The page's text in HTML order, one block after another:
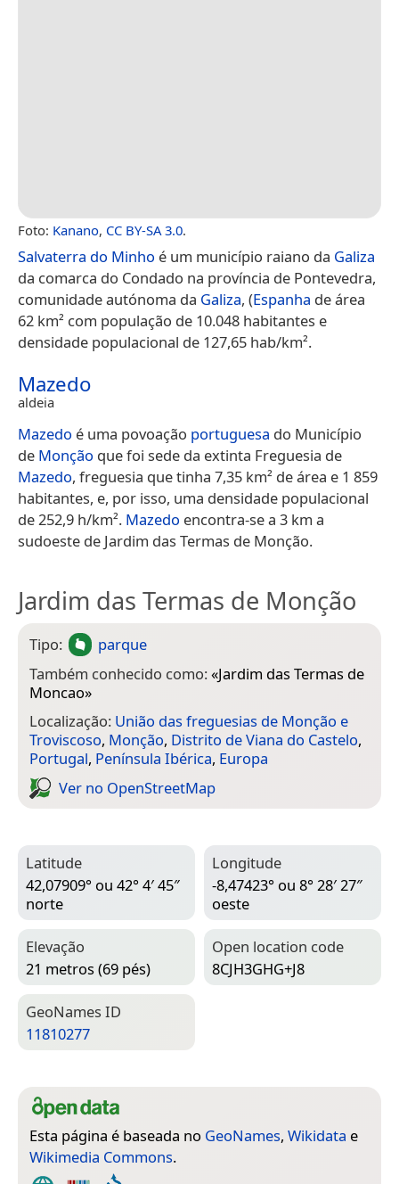
Foto: Kanano, CC BY-SA 3.0.
Salvaterra do Minho é um município raiano da Galiza
da comarca do Condado na província de Pontevedra,
comunidade autónoma da Galiza, (Espanha de área
62 km² com população de 10.048 habitantes e
densidade populacional de 127,65 hab/km².
Mazedo
aldeia
Mazedo é uma povoação portuguesa do Município
de Monção que foi sede da extinta Freguesia de
Mazedo, freguesia que tinha 7,35 km² de área e 1 859
habitantes, e, por isso, uma densidade populacional
de 252,9 h/km². Mazedo encontra-se a 3 km a
sudoeste de Jardim das Termas de Monção.
Jardim das Termas de Monção
Tipo:
parque
Também conhecido como:«Jardim das Termas de
Moncao»
Localização: União das freguesias de Monção e
Troviscoso, Monção, Distrito de Viana do Castelo,
Portugal, Península Ibérica, Europa
Ver no Open­Street­Map
Latitude
42,07909° ou 42° 4′ 45″
norte
Longitude
-8,47423° ou 8° 28′ 27″
oeste
Elevação
21 metros (69 pés)
Open location code
8CJH3GHG+J8
Geo­Names ID
11810277
Esta página é baseada no GeoNames, Wikidata e
Wikimedia Commons.